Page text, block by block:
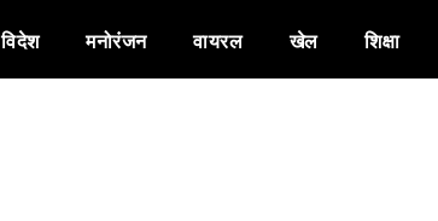
विदेश मनोरंजन वायरल खेल शिक्षा